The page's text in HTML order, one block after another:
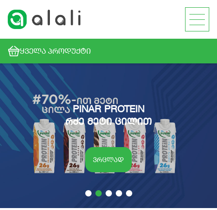
ᲧᲕᲔᲚᲐ ᲞᲠᲝᲓᲣᲥᲢᲘ
PINAR PROTEIN
რძე მეტი ცილით
ვრცლად